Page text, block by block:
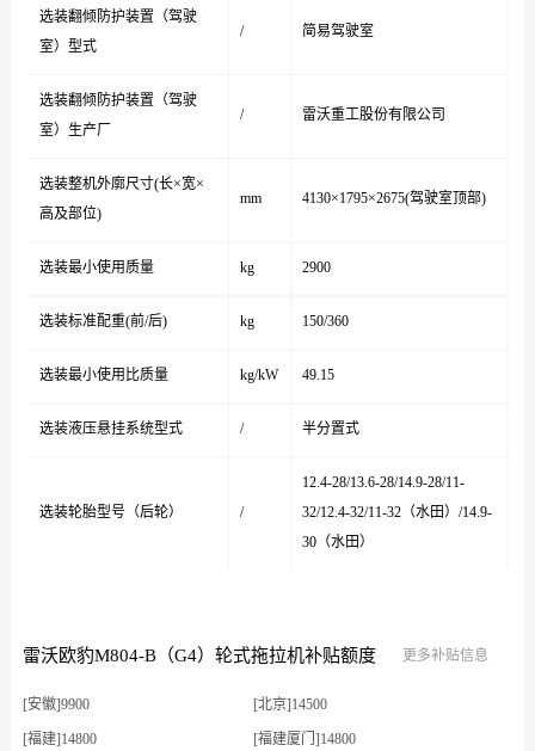
选装翻倾防护装置（驾驶
室）型式
/ 简易驾驶室
选装翻倾防护装置（驾驶
室）生产厂
/ 雷沃重工股份有限公司
选装整机外廓尺寸(长×宽×
高及部位)
mm 4130×1795×2675(驾驶室顶部)
选装最小使用质量 kg 2900
选装标准配重(前/后) kg 150/360
选装最小使用比质量 kg/kW 49.15
选装液压悬挂系统型式 / 半分置式
选装轮胎型号（后轮） /
12.4-28/13.6-28/14.9-28/11-
32/12.4-32/11-32（水田）/14.9-
30（水田）
雷沃欧豹M804-B（G4）轮式拖拉机补贴额度 更多补贴信息
[安徽]9900 [北京]14500
[福建]14800 [福建厦门]14800